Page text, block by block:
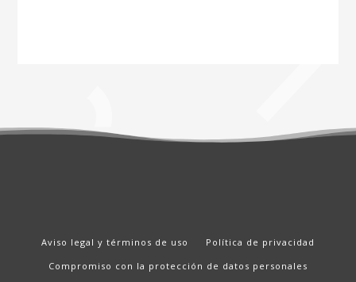
Aviso legal y términos de uso
Política de privacidad
Compromiso con la protección de datos personales